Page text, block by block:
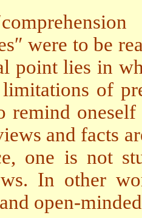
were to be
point lies in
of
remind
and facts
one is not
In other
open-